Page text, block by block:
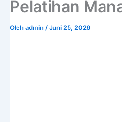
Pelatihan
Olehadmin /Juni 25, 2026